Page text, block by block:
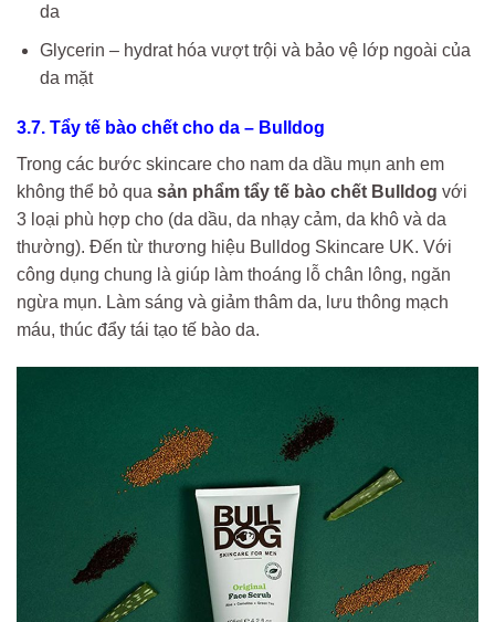
da
Glycerin – hydrat hóa vượt trội và bảo vệ lớp ngoài của
da mặt
3.7. Tẩy tế bào chết cho da – Bulldog
Trong các bước skincare cho nam da dầu mụn anh em
không thể bỏ qua sản phẩm tẩy tế bào chết Bulldog với
3 loại phù hợp cho (da dầu, da nhạy cảm, da khô và da
thường). Đến từ thương hiệu Bulldog Skincare UK. Với
công dụng chung là giúp làm thoáng lỗ chân lông, ngăn
ngừa mụn. Làm sáng và giảm thâm da, lưu thông mạch
máu, thúc đẩy tái tạo tế bào da.